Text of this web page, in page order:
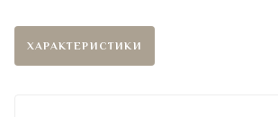
ХАРАКТЕРИСТИКИ